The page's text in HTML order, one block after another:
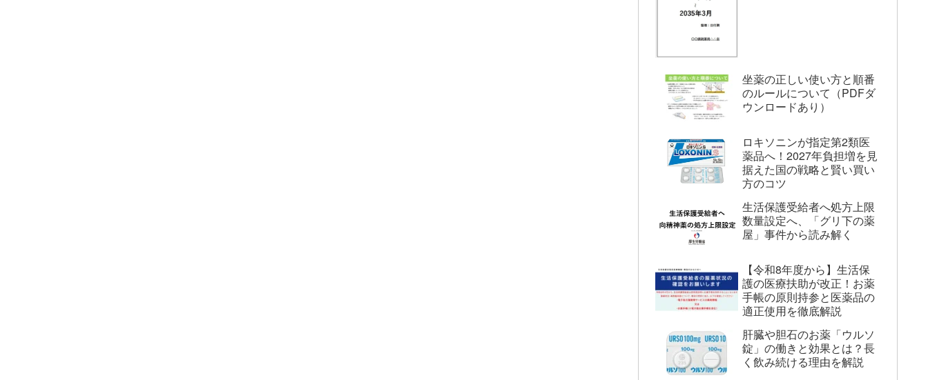
坐薬の正しい使い方と順番
のルールについて（PDFダ
ウンロードあり）
ロキソニンが指定第2類医
薬品へ！2027年負担増を見
据えた国の戦略と賢い買い
方のコツ
生活保護受給者へ処方上限
数量設定へ、「グリ下の薬
屋」事件から読み解く
【令和8年度から】生活保
護の医療扶助が改正！お薬
手帳の原則持参と医薬品の
適正使用を徹底解説
肝臓や胆石のお薬「ウルソ
錠」の働きと効果とは？長
く飲み続ける理由を解説